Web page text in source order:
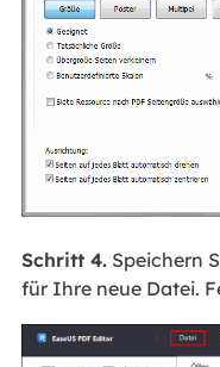
Schritt 4.Speichern
für Ihre neue Datei.